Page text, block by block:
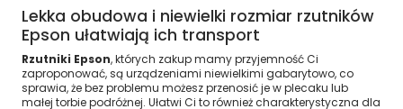
Lekka obudowa i niewielki rozmiar rzutników
Epson ułatwiają ich transport
Rzutniki Epson, których zakup mamy przyjemność Ci
zaproponować, są urządzeniami niewielkimi gabarytowo, co
sprawia, że bez problemu możesz przenosić je w plecaku lub
małej torbie podróżnej. Ułatwi Ci to również charakterystyczna dla